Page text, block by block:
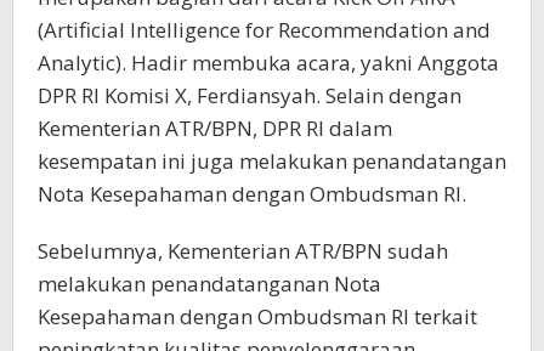
(Artificial Intelligence for Recommendation and
Analytic). Hadir membuka acara, yakni Anggota
DPR RI Komisi X, Ferdiansyah. Selain dengan
Kementerian ATR/BPN, DPR RI dalam
kesempatan ini juga melakukan penandatangan
Nota Kesepahaman dengan Ombudsman RI.
Sebelumnya, Kementerian ATR/BPN sudah
melakukan penandatanganan Nota
Kesepahaman dengan Ombudsman RI terkait